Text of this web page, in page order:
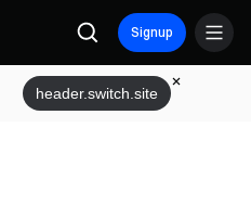
Signup
header.switch.site